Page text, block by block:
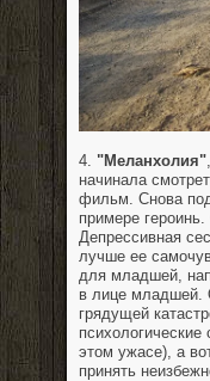
4. "Меланхолия"
начинала
фильм. Снова
примере
Депрессивная
лучше ее
для младшей,
в лице младшей.
грядущей
этом ужасе), а
принять